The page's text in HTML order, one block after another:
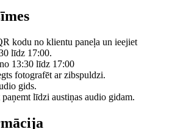
kodu no klientu paneļa un ieejiet
līdz 17:00.
13:30 līdz 17:00
fotografēt ar zibspuldzi.
gids.
līdzi austiņas audio gidam.